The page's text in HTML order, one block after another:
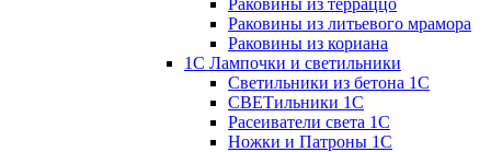
Раковины из терраццо
Раковины из литьевого мрамора
Раковины из кориана
1С Лампочки и светильники
Светильники из бетона 1С
СВЕТильники 1С
Расеиватели света 1С
Ножки и Патроны 1С